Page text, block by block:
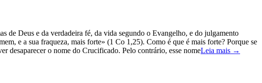
de Deus e da verdadeira fé, da vida segundo o Evangelho, e do julgamento
e a sua fraqueza, mais forte» (1 Co 1,25). Como é que é mais forte? Porque se
desaparecer o nome do Crucificado. Pelo contrário, esse nomeLeia mais →